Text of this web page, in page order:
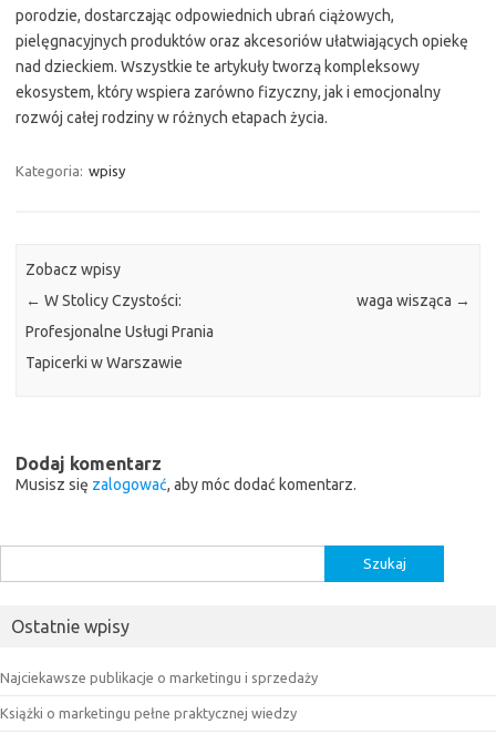
porodzie, dostarczając odpowiednich ubrań ciążowych,
pielęgnacyjnych produktów oraz akcesoriów ułatwiających opiekę
nad dzieckiem. Wszystkie te artykuły tworzą kompleksowy
ekosystem, który wspiera zarówno fizyczny, jak i emocjonalny
rozwój całej rodziny w różnych etapach życia.
Kategoria: wpisy
Zobacz wpisy
← W Stolicy Czystości:
Profesjonalne Usługi Prania
Tapicerki w Warszawie
waga wisząca →
Dodaj komentarz
Musisz się zalogować, aby móc dodać komentarz.
Ostatnie wpisy
Najciekawsze publikacje o marketingu i sprzedaży
Książki o marketingu pełne praktycznej wiedzy